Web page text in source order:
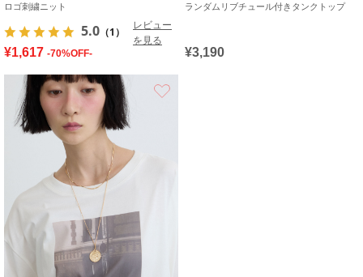
ロゴ刺繍ニット
5.0 （1）
レビュー
を見る
¥1,617 -70%OFF-
ランダムリブチュール付きタンクトップ
¥3,190